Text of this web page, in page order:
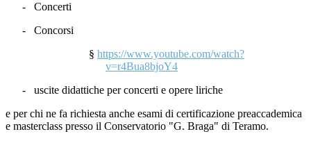
-
Concerti
-
Concorsi
§ https://www.youtube.com/watch?
v=r4Bua8bjoY4
-
uscite didattiche per concerti e opere liriche
e per chi ne fa richiesta anche esami di certificazione preaccademica
e masterclass presso il Conservatorio "G. Braga" di Teramo.